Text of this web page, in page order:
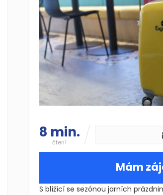
8 min.
čtení
Mám
S blížící se sezónou jarních